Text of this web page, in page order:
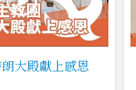
大殿獻上感恩